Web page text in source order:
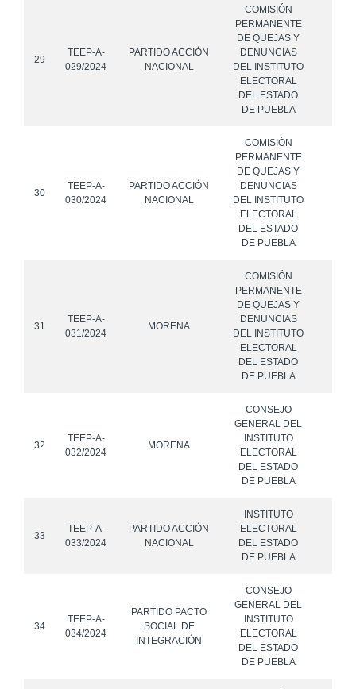
29
TEEP-A-
029/2024
PARTIDO ACCIÓN
NACIONAL
COMISIÓN
PERMANENTE
DE QUEJAS Y
DENUNCIAS
DEL INSTITUTO
ELECTORAL
DEL ESTADO
DE PUEBLA
30
TEEP-A-
030/2024
PARTIDO ACCIÓN
NACIONAL
COMISIÓN
PERMANENTE
DE QUEJAS Y
DENUNCIAS
DEL INSTITUTO
ELECTORAL
DEL ESTADO
DE PUEBLA
31
TEEP-A-
031/2024
MORENA
COMISIÓN
PERMANENTE
DE QUEJAS Y
DENUNCIAS
DEL INSTITUTO
ELECTORAL
DEL ESTADO
DE PUEBLA
32
TEEP-A-
032/2024
MORENA
CONSEJO
GENERAL DEL
INSTITUTO
ELECTORAL
DEL ESTADO
DE PUEBLA
33
TEEP-A-
033/2024
PARTIDO ACCIÓN
NACIONAL
INSTITUTO
ELECTORAL
DEL ESTADO
DE PUEBLA
34
TEEP-A-
034/2024
PARTIDO PACTO
SOCIAL DE
INTEGRACIÓN
CONSEJO
GENERAL DEL
INSTITUTO
ELECTORAL
DEL ESTADO
DE PUEBLA